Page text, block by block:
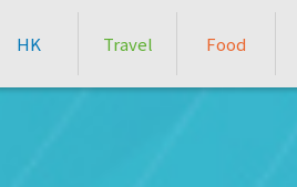
HK Travel Food